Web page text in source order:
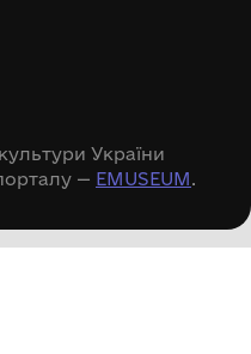
України
— EMUSEUM.